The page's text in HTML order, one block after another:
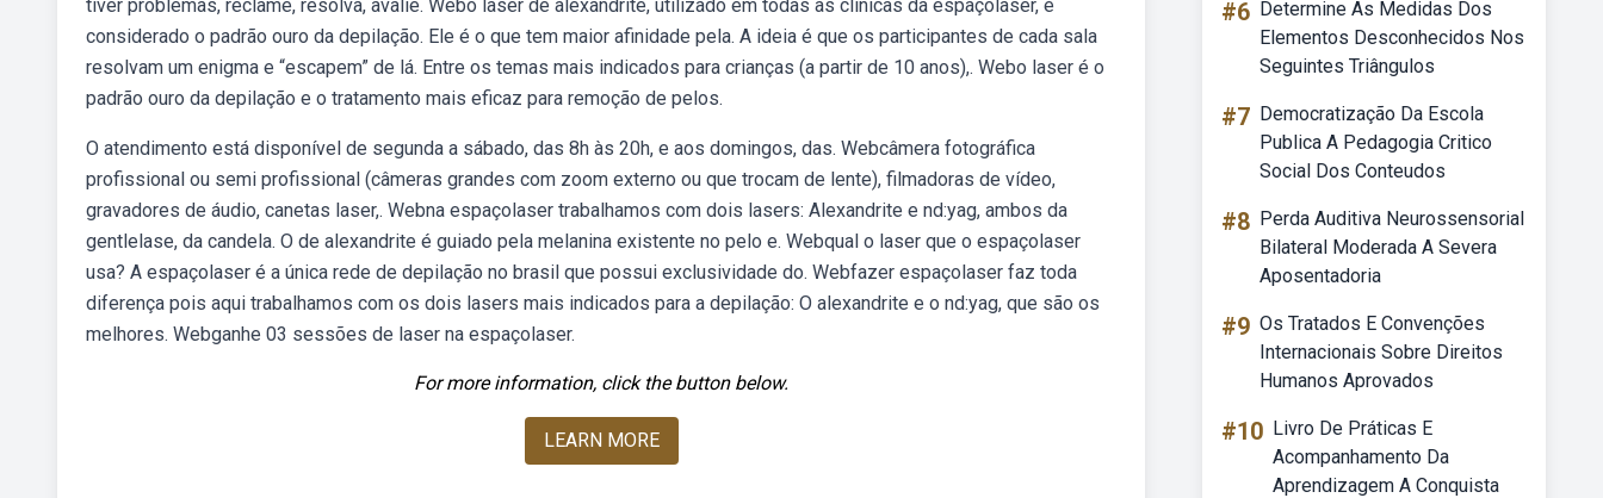
tiver problemas, reclame, resolva, avalie. Webo laser de alexandrite, utilizado em todas as clínicas da espaçolaser, é
considerado o padrão ouro da depilação. Ele é o que tem maior afinidade pela. A ideia é que os participantes de cada sala
resolvam um enigma e “escapem” de lá. Entre os temas mais indicados para crianças (a partir de 10 anos),. Webo laser é o
padrão ouro da depilação e o tratamento mais eficaz para remoção de pelos.
O atendimento está disponível de segunda a sábado, das 8h às 20h, e aos domingos, das. Webcâmera fotográfica
profissional ou semi profissional (câmeras grandes com zoom externo ou que trocam de lente), filmadoras de vídeo,
gravadores de áudio, canetas laser,. Webna espaçolaser trabalhamos com dois lasers: Alexandrite e nd:yag, ambos da
gentlelase, da candela. O de alexandrite é guiado pela melanina existente no pelo e. Webqual o laser que o espaçolaser
usa? A espaçolaser é a única rede de depilação no brasil que possui exclusividade do. Webfazer espaçolaser faz toda
diferença pois aqui trabalhamos com os dois lasers mais indicados para a depilação: O alexandrite e o nd:yag, que são os
melhores. Webganhe 03 sessões de laser na espaçolaser.
For more information, click the button below.
LEARN MORE
#6 Determine As Medidas Dos
Elementos Desconhecidos Nos
Seguintes Triângulos
#7 Democratização Da Escola
Publica A Pedagogia Critico
Social Dos Conteudos
#8 Perda Auditiva Neurossensorial
Bilateral Moderada A Severa
Aposentadoria
#9 Os Tratados E Convenções
Internacionais Sobre Direitos
Humanos Aprovados
#10 Livro De Práticas E
Acompanhamento Da
Aprendizagem A Conquista